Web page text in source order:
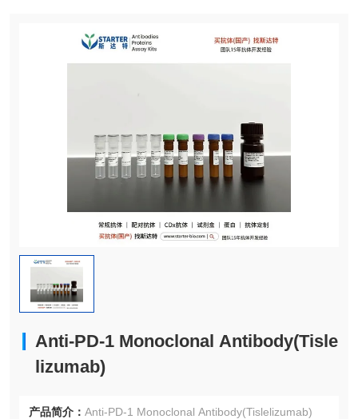
Anti-PD-1 Monoclonal Antibody(Tisle
lizumab)
产品简介： Anti-PD-1 Monoclonal Antibody(Tislelizumab)